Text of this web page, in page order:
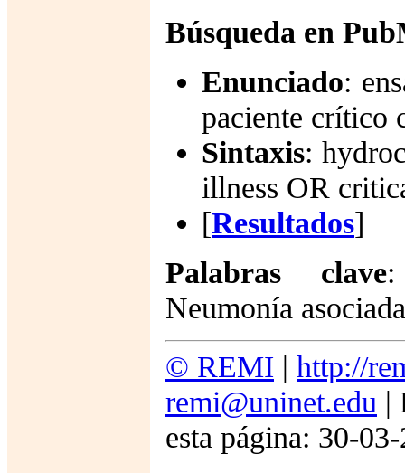
Búsqueda en
Enunciado:
paciente crítico
Sintaxis:
illness OR
[Resultados]
Palabras clave:
Neumonía
© REMI | http://
remi@uninet.edu |
esta página: 30-